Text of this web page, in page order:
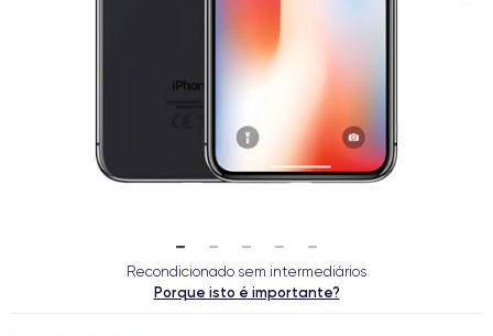
Recondicionado sem intermediários
Porque isto é importante?